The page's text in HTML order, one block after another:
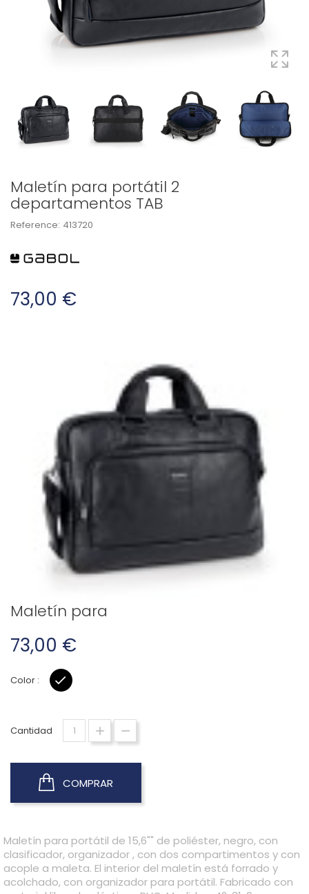
Maletín para portátil 2
departamentos TAB
Reference: 413720
73,00 €
Maletín para
73,00 €
Color : NEGRO
Cantidad
COMPRAR
Maletín para portátil de 15,6"" de poliéster, negro, con
clasificador, organizador , con dos compartimentos y con
acople a maleta. El interior del maletín está forrado y
acolchado, con organizador para portátil. Fabricado con